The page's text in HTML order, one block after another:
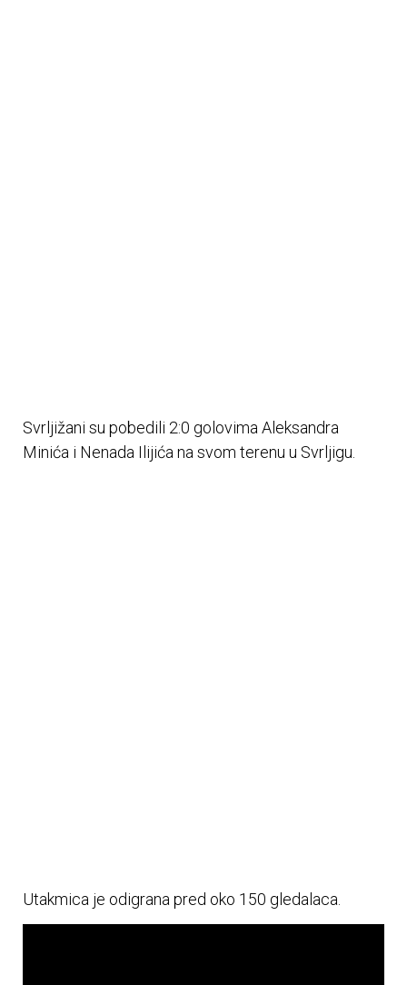
Svrljižani su pobedili 2:0 golovima Aleksandra
Minića i Nenada Ilijića na svom terenu u Svrljigu.
Utakmica je odigrana pred oko 150 gledalaca.